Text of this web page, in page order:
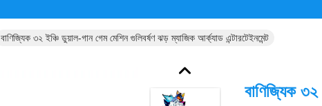
বাণিজ্যিক ৩২ ইঞ্চি ডুয়াল-গান গেম মেশিন গুলিবর্ষণ ঝড় ম্যাজিক আর্ক্যাড এন্টারটেইনমেন্ট
বাণিজ্যিক